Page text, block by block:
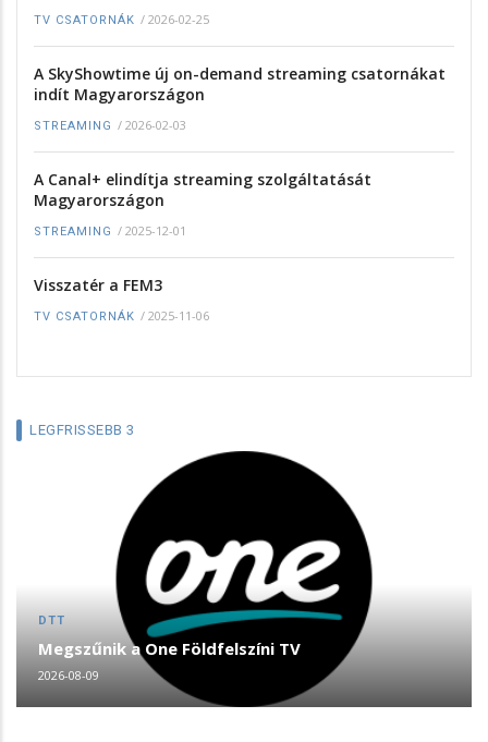
TV CSATORNÁK / 2026-02-25
A SkyShowtime új on-demand streaming csatornákat
indít Magyarországon
STREAMING / 2026-02-03
A Canal+ elindítja streaming szolgáltatását
Magyarországon
STREAMING / 2025-12-01
Visszatér a FEM3
TV CSATORNÁK / 2025-11-06
LEGFRISSEBB 3
DTT
Megszűnik a One Földfelszíni TV
2026-08-09